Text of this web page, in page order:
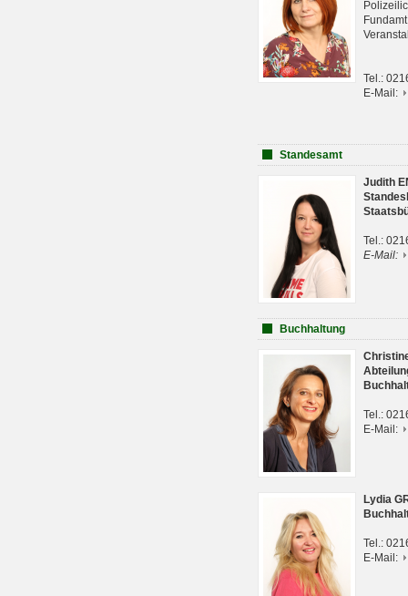
Tel.:
E-Mail:
Standesamt
Judith
Tel.:
E-Mail:
Buchhaltung
Tel.:
E-Mail:
Lydia
Tel.:
E-Mail: